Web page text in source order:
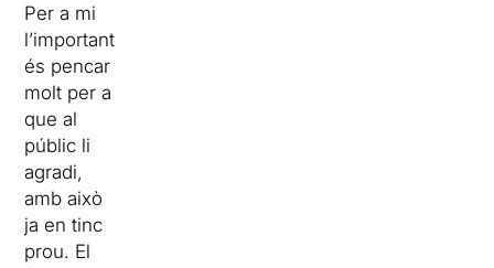
Per a mi
l’important
és pencar
molt per a
que al
públic li
agradi,
amb això
ja en tinc
prou. El